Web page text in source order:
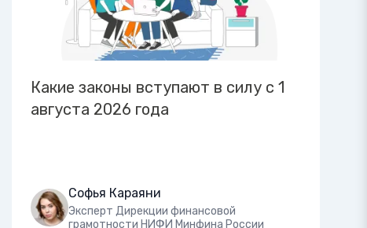
Какие законы вступают в силу с 1
августа 2026 года
Софья Караяни
Эксперт Дирекции финансовой
грамотности НИФИ Минфина России